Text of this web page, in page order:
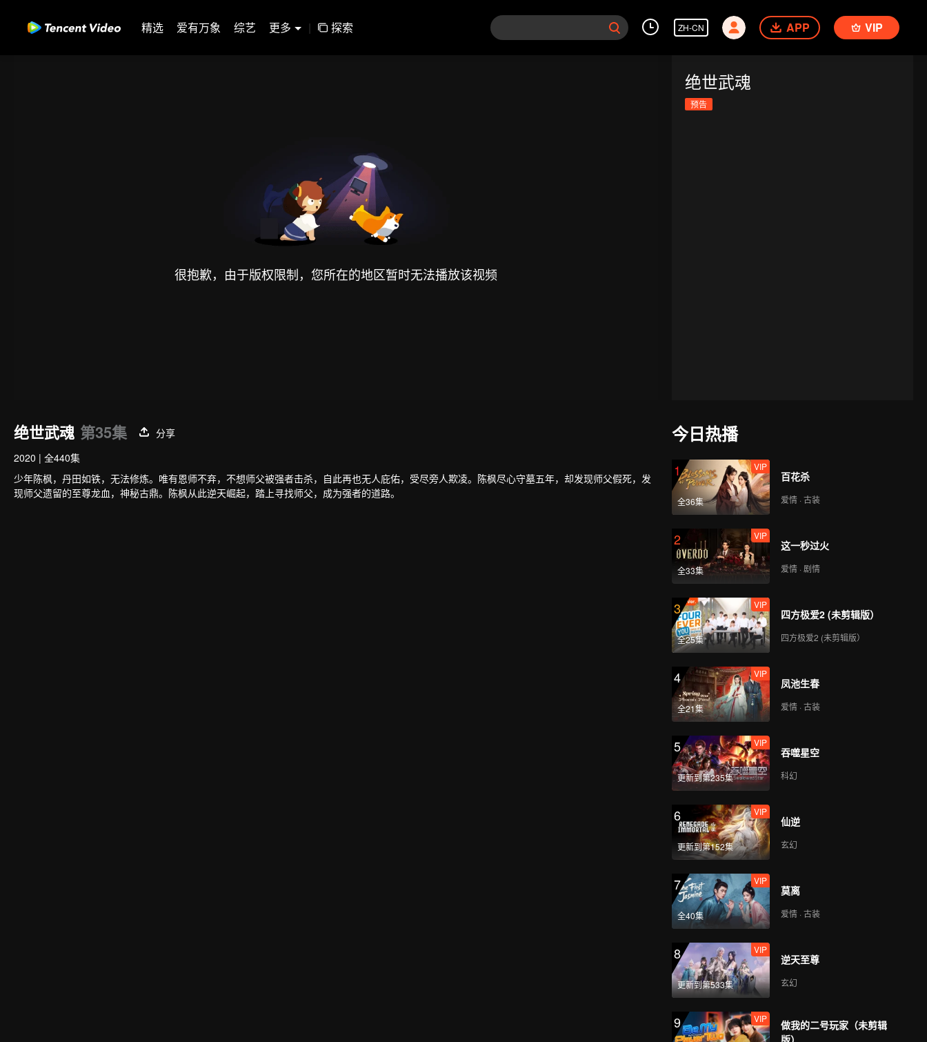
精选 爱有万象 综艺 更多 | 探索 ZH-CN APP VIP
很抱歉，由于版权限制，您所在的地区暂时无法播放该视频
绝世武魂
预告
绝世武魂 第35集
分享
2020 | 全440集
少年陈枫，丹田如铁，无法修炼。唯有恩师不弃，不想师父被强者击杀，自此再也无人庇佑，受尽旁人欺凌。陈枫尽心守墓五年，却发现师父假死，发
现师父遗留的至尊龙血，神秘古鼎。陈枫从此逆天崛起，踏上寻找师父，成为强者的道路。
今日热播
1
全36集
VIP
百花杀
爱情 · 古装
2
全33集
VIP
这一秒过火
爱情 · 剧情
3
全25集
VIP
四方极爱2 (未剪辑版）
四方极爱2 (未剪辑版）
4
全21集
VIP
凤池生春
爱情 · 古装
5
更新到第235集
VIP
吞噬星空
科幻
6
更新到第152集
VIP
仙逆
玄幻
7
全40集
VIP
莫离
爱情 · 古装
8
更新到第533集
VIP
逆天至尊
玄幻
9 VIP
做我的二号玩家（未剪辑
版）